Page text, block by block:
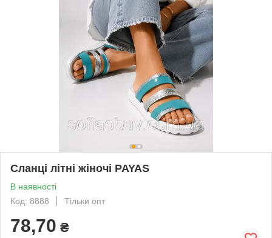
Сланці літні жіночі PAYAS
В наявності
Код: 8888
Тільки опт
78,70 ₴